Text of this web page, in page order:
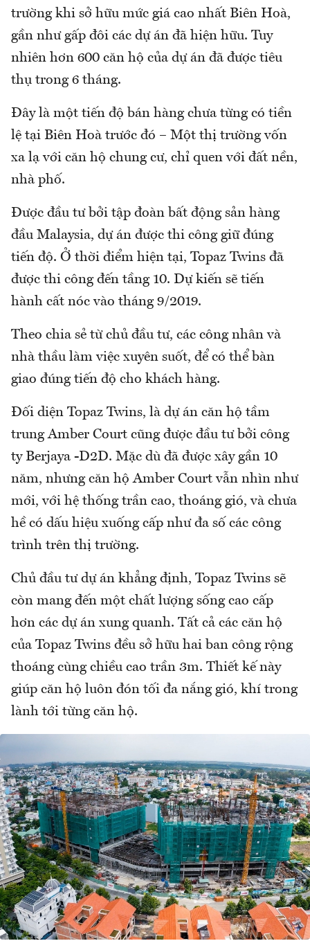
trường khi sở hữu mức giá cao nhất Biên Hoà,
gần như gấp đôi các dự án đã hiện hữu. Tuy
nhiên hơn 600 căn hộ của dự án đã được tiêu
thụ trong 6 tháng.
Đây là một tiến độ bán hàng chưa từng có tiền
lệ tại Biên Hoà trước đó – Một thị trường vốn
xa lạ với căn hộ chung cư, chỉ quen với đất nền,
nhà phố.
Được đầu tư bởi tập đoàn bất động sản hàng
đầu Malaysia, dự án được thi công giữ đúng
tiến độ. Ở thời điểm hiện tại, Topaz Twins đã
được thi công đến tầng 10. Dự kiến sẽ tiến
hành cất nóc vào tháng 9/2019.
Theo chia sẻ từ chủ đầu tư, các công nhân và
nhà thầu làm việc xuyên suốt, để có thể bàn
giao đúng tiến độ cho khách hàng.
Đối diện Topaz Twins, là dự án căn hộ tầm
trung Amber Court cũng được đầu tư bởi công
ty Berjaya -D2D. Mặc dù đã được xây gần 10
năm, nhưng căn hộ Amber Court vẫn nhìn như
mới, với hệ thống trần cao, thoáng gió, và chưa
hề có dấu hiệu xuống cấp như đa số các công
trình trên thị trường.
Chủ đầu tư dự án khẳng định, Topaz Twins sẽ
còn mang đến một chất lượng sống cao cấp
hơn các dự án xung quanh. Tất cả các căn hộ
của Topaz Twins đều sở hữu hai ban công rộng
thoáng cùng chiều cao trần 3m. Thiết kế này
giúp căn hộ luôn đón tối đa nắng gió, khí trong
lành tới từng căn hộ.